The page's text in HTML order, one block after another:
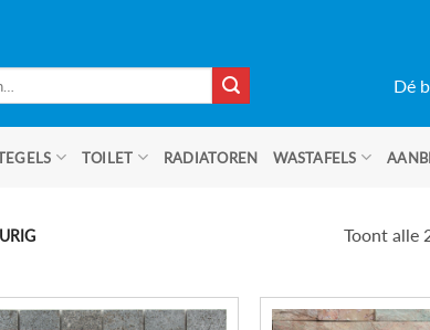
Dé
TOILET RADIATOREN WASTAFELS
Toont alle